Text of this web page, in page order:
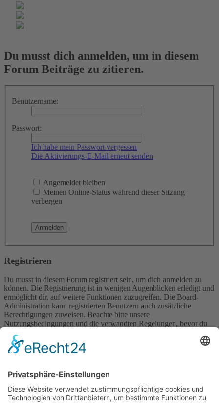
Du musst dich anmelden, um in diesem
Forum Beiträge zu zitieren.
Benutzername:
Passwort:
Ich habe mein Passwort vergessen
Die Aktivierungs-E-Mail erneut senden
Angemeldet bleiben
Meinen Online-Status während dieser Sitzung
verbergen
Registrieren
Du musst in diesem Forum registriert sein, um dich anmelden zu
können. Die Registrierung ist in wenigen Augenblicken erledigt und
ermöglicht dir, auf weitere Funktionen zuzugreifen. Die Board-
Administration kann registrierten Benutzern auch zusätzliche
Berechtigungen zuweisen. Beachte bitte unsere
Nutzungsbedingungen und die verwandten Regelungen, bevor du
wenn du dich in diesem Board bewegst.